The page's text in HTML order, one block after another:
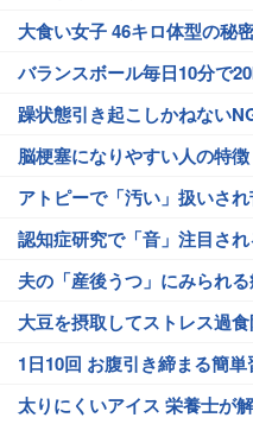
大食い女子 46キロ体型の秘
バランスボール毎日10分で
躁状態引き起こしかねない
脳梗塞になりやすい人の特徴
アトピーで「汚い」扱いさ
認知症研究で「音」注目され
夫の「産後うつ」にみられ
大豆を摂取してストレス過
1日10回 お腹引き締まる簡単
太りにくいアイス 栄養士が